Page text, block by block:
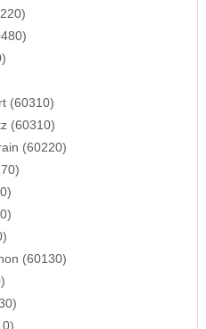
(60310)
(60310)
(60220)
(60130)